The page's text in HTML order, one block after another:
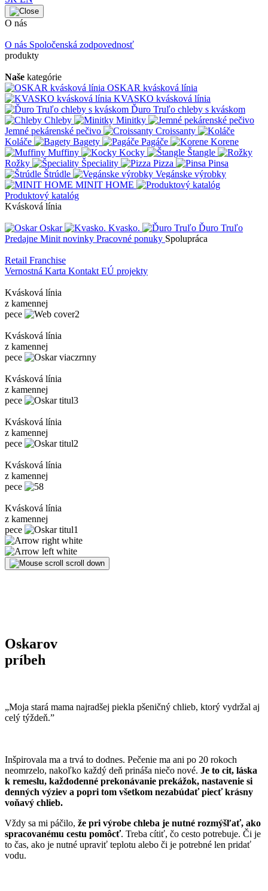
O nás
O nás Spoločenská zodpovednosť
produkty
Naše kategórie
OSKAR kvásková línia
KVASKO kvásková línia
Ďuro Truľo chleby s kváskom
Chleby
Minitky
Jemné pekárenské pečivo
Croissanty
Koláče
Bagety Pagáče
Korene
Muffiny
Kocky
Štangle
Rožky
Špeciality Pizza
Pinsa
Štrúdle
Vegánske výrobky
MINIT HOME
Produktový katalóg
Kvásková línia
Oskar Kvasko.
Ďuro Truľo
Predajne Minit novinky Pracovné ponuky Spolupráca
Retail Franchise
Vernostná Karta Kontakt EÚ projekty
Kvásková línia
z kamennej
pece
Kvásková línia
z kamennej
pece
Kvásková línia
z kamennej
pece
Kvásková línia
z kamennej
pece
Kvásková línia
z kamennej
pece
Kvásková línia
z kamennej
pece
scroll down
Oskarov
príbeh
„Moja stará mama najradšej piekla pšeničný chlieb, ktorý vydržal aj
celý týždeň.”
Inšpirovala ma a trvá to dodnes. Pečenie ma ani po 20 rokoch
neomrzelo, nakoľko každý deň prináša niečo nové. Je to cit, láska
k remeslu, každodenné prekonávanie prekážok, nastavenie si
denných výziev a popri tom všetkom nezabúdať piecť krásny
voňavý chlieb.
Vždy sa mi páčilo, že pri výrobe chleba je nutné rozmýšľať, ako
spracovanému cestu pomôcť. Treba cítiť, čo cesto potrebuje. Či je
to čas, ako je nutné upraviť teplotu alebo či je potrebné len pridať
vodu.